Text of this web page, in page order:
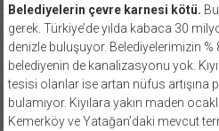
Belediyelerin çevre karnesi kötü.
gerek. Türkiye’de yılda kabaca 30
denizle buluşuyor. Belediyelerimizin %
belediyenin de kanalizasyonu yok.
tesisi olanlar ise artan nüfus artışına
bulamıyor. Kıyılara yakın maden
Kemerköy ve Yatağan’daki mevcut